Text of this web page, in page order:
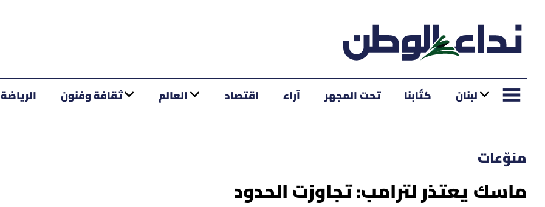
لبنان كتّابنا تحت المجهر آراء اقتصاد العالم ثقافة وفنون الرياضة
منوّعات
ماسك يعتذر لترامب: تجاوزت الحدود